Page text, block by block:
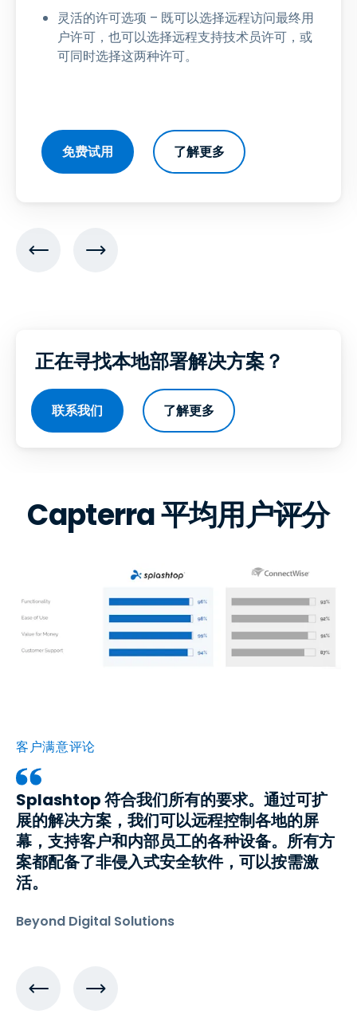
灵活的许可选项 – 既可以选择远程访问最终用
户许可，也可以选择远程支持技术员许可，或
可同时选择这两种许可。
免费试用 了解更多
正在寻找本地部署解决方案？
联系我们 了解更多
Capterra 平均用户评分
客户满意评论
Splashtop 符合我们所有的要求。通过可扩
展的解决方案，我们可以远程控制各地的屏
幕，支持客户和内部员工的各种设备。所有方
案都配备了非侵入式安全软件，可以按需激
活。
Beyond Digital Solutions